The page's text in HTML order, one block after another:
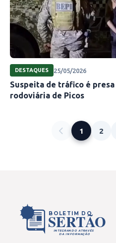
DESTAQUES 25/05/2026
Suspeita de tráfico é
rodoviária de Picos
1 2
BOLETIM DO
SERTÃO
INTEGRANDO ATRAVÉS
DA INFORMAÇÃO